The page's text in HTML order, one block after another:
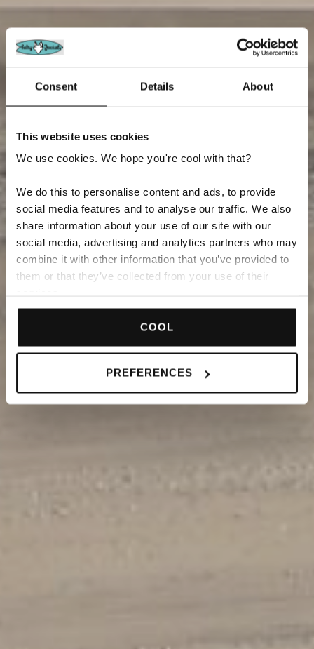
Consent Details About
This website uses cookies
We use cookies. We hope you're cool with that?
We do this to personalise content and ads, to provide
social media features and to analyse our traffic. We also
share information about your use of our site with our
social media, advertising and analytics partners who may
combine it with other information that you’ve provided to
them or that they’ve collected from your use of their
COOL
PREFERENCES